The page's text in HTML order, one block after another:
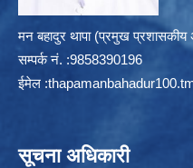
मन बहादुर थापा (प्रमुख
सम्पर्क न‌ं. :9858390196
ईमेल :
सूचना अधिकारी